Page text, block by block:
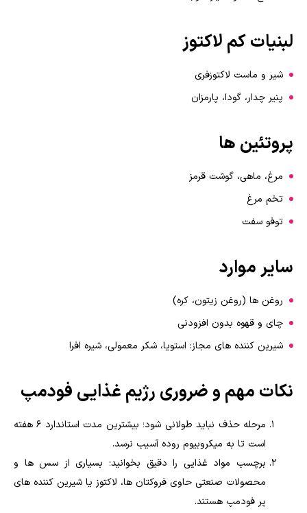
لبنیات کم لاکتوز
شیر و ماست لاکتوزفری
پنیر چدار، گودا، پارمزان
پروتئین ها
مرغ، ماهی، گوشت قرمز
تخم مرغ
توفو سفت
سایر موارد
روغن ها (روغن زیتون، کره)
چای و قهوه بدون افزودنی
شیرین کننده های مجاز: استویا، شکر معمولی، شیره افرا
نکات مهم و ضروری رژیم غذایی فودمپ
مرحله حذف نباید طولانی شود؛ بیشترین مدت استاندارد ۶ هفته
است تا به میکروبیوم روده آسیب نرسد.
برچسب مواد غذایی را دقیق بخوانید؛ بسیاری از سس ها و
محصولات صنعتی حاوی فروکتان ها، لاکتوز یا شیرین کننده های
پر فودمپ هستند.